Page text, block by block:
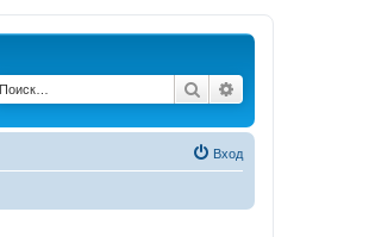
Поиск
Вход